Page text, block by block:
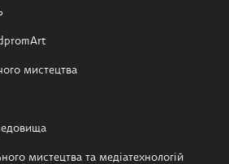
мистецтва
мистецтва та медіатехнологій